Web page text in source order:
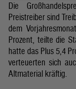
Die
Preistreiber sind
dem
Prozent, teilte die
hatte das Plus 5,4
verteuerten sich
Altmaterial kräftig.